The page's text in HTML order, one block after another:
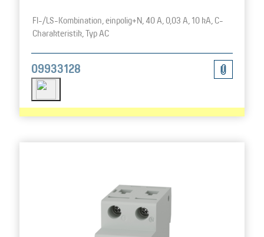
FI-/LS-Kombination, einpolig+N, 40 A, 0,03 A, 10 kA, C-
Charakteristik, Typ AC
09933128